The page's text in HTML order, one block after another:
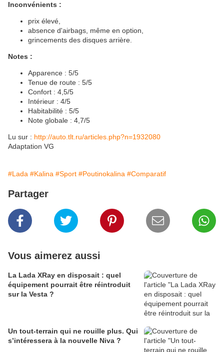
Inconvénients :
prix élevé,
absence d'airbags, même en option,
grincements des disques arrière.
Notes :
Apparence : 5/5
Tenue de route : 5/5
Confort : 4,5/5
Intérieur : 4/5
Habitabilité : 5/5
Note globale : 4,7/5
Lu sur : http://auto.tlt.ru/articles.php?n=1932080
Adaptation VG
#Lada #Kalina #Sport #Poutinokalina #Comparatif
Partager
Vous aimerez aussi
La Lada XRay en disposait : quel
équipement pourrait être réintroduit
sur la Vesta ?
Un tout-terrain qui ne rouille plus. Qui
s’intéressera à la nouvelle Niva ?